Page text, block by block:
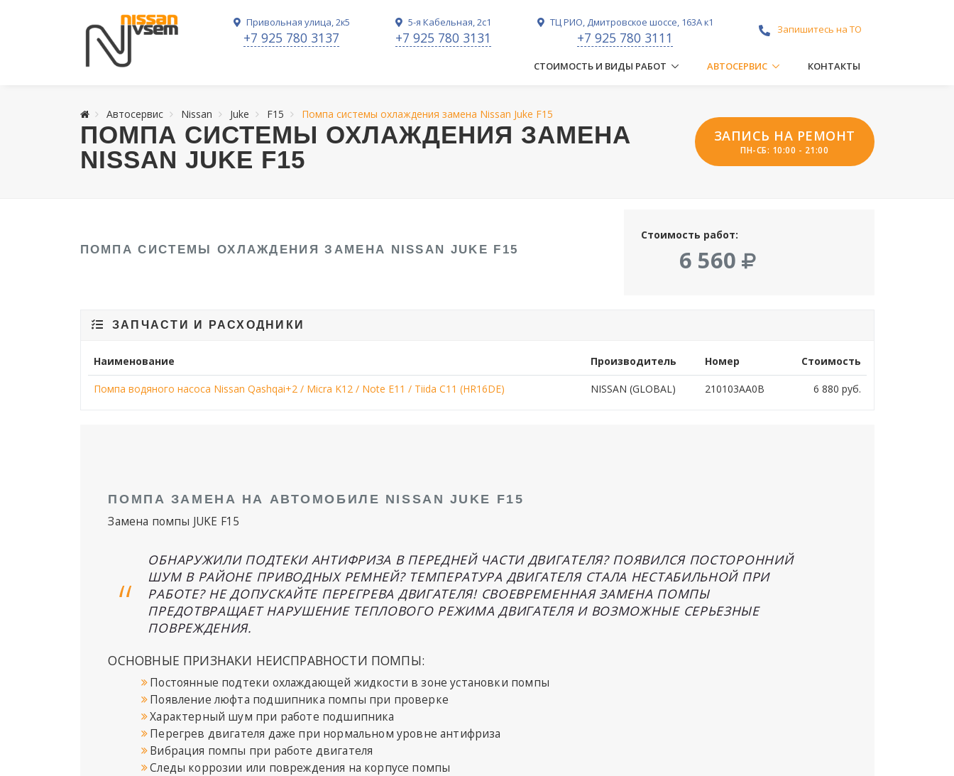
Привольная улица, 2к5
+7 925 780 3137
5-я Кабельная, 2с1
+7 925 780 3131
ТЦ РИО, Дмитровское шоссе, 163А к1
+7 925 780 3111
Запишитесь на ТО
СТОИМОСТЬ И ВИДЫ РАБОТ АВТОСЕРВИС КОНТАКТЫ
Автосервис Nissan Juke F15 Помпа системы охлаждения замена Nissan Juke F15
ПОМПА СИСТЕМЫ ОХЛАЖДЕНИЯ ЗАМЕНА
NISSAN JUKE F15
ЗАПИСЬ НА РЕМОНТ
ПН-СБ: 10:00 - 21:00
ПОМПА СИСТЕМЫ ОХЛАЖДЕНИЯ ЗАМЕНА NISSAN JUKE F15
Стоимость работ:
6 560
ЗАПЧАСТИ И РАСХОДНИКИ
Наименование Производитель Номер Стоимость
Помпа водяного насоса Nissan Qashqai+2 / Micra K12 / Note E11 / Tiida C11 (HR16DE) NISSAN (GLOBAL) 210103AA0B 6 880 руб.
ПОМПА ЗАМЕНА НА АВТОМОБИЛЕ NISSAN JUKE F15
Замена помпы JUKE F15
ОБНАРУЖИЛИ ПОДТЕКИ АНТИФРИЗА В ПЕРЕДНЕЙ ЧАСТИ ДВИГАТЕЛЯ? ПОЯВИЛСЯ ПОСТОРОННИЙ
ШУМ В РАЙОНЕ ПРИВОДНЫХ РЕМНЕЙ? ТЕМПЕРАТУРА ДВИГАТЕЛЯ СТАЛА НЕСТАБИЛЬНОЙ ПРИ
РАБОТЕ? НЕ ДОПУСКАЙТЕ ПЕРЕГРЕВА ДВИГАТЕЛЯ! СВОЕВРЕМЕННАЯ ЗАМЕНА ПОМПЫ
ПРЕДОТВРАЩАЕТ НАРУШЕНИЕ ТЕПЛОВОГО РЕЖИМА ДВИГАТЕЛЯ И ВОЗМОЖНЫЕ СЕРЬЕЗНЫЕ
ПОВРЕЖДЕНИЯ.
ОСНОВНЫЕ ПРИЗНАКИ НЕИСПРАВНОСТИ ПОМПЫ:
Постоянные подтеки охлаждающей жидкости в зоне установки помпы
Появление люфта подшипника помпы при проверке
Характерный шум при работе подшипника
Перегрев двигателя даже при нормальном уровне антифриза
Вибрация помпы при работе двигателя
Следы коррозии или повреждения на корпусе помпы